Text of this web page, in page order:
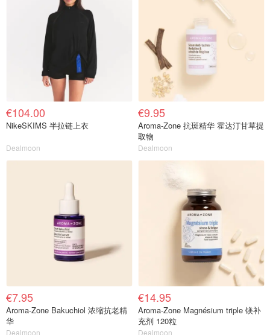
€104.00
NikeSKIMS 半拉链上衣
Dealmoon
€9.95
Aroma-Zone 抗斑精华 霍达汀甘草提
取物
Dealmoon
€7.95
Aroma-Zone Bakuchiol 浓缩抗老精
华
Dealmoon
€14.95
Aroma-Zone Magnésium triple 镁补
充剂 120粒
Dealmoon